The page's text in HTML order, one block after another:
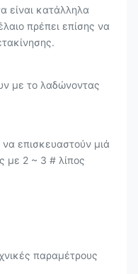
είναι κατάλληλα
πρέπει επίσης να
με το λαδώνοντας
επισκευαστούν μιά
με 2 ~ 3 # λίπος
παραμέτρους